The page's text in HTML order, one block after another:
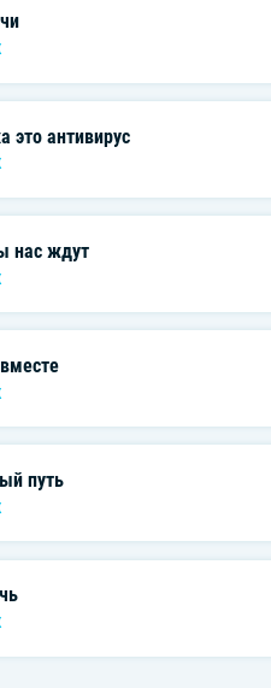
это антивирус
нас ждут
путь